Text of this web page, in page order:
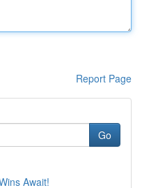
Report Page
Go
Await!